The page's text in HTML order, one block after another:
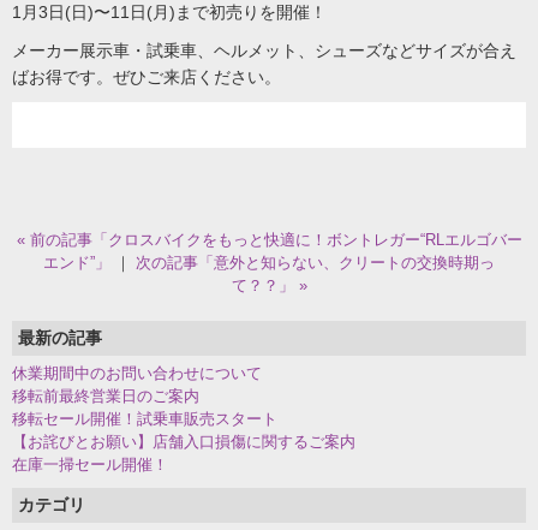
1月3日(日)〜11日(月)まで初売りを開催！
メーカー展示車・試乗車、ヘルメット、シューズなどサイズが合え
ばお得です。ぜひご来店ください。
« 前の記事「クロスバイクをもっと快適に！ボントレガー“RLエルゴバー
エンド”」
｜ 次の記事「意外と知らない、クリートの交換時期っ
て？？」 »
最新の記事
休業期間中のお問い合わせについて
移転前最終営業日のご案内
移転セール開催！試乗車販売スタート
【お詫びとお願い】店舗入口損傷に関するご案内
在庫一掃セール開催！
カテゴリ